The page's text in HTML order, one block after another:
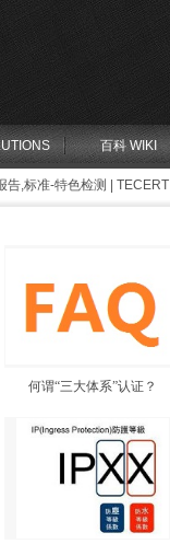
百科 WIKI
告,标准-特色检测 | TECERT
何谓“三大体系”认证？